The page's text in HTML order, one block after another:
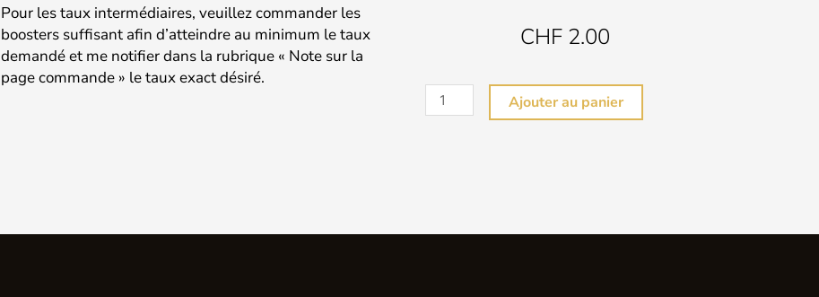
Pour les taux intermédiaires, veuillez commander les
boosters suffisant afin d’atteindre au minimum le taux
demandé et me notifier dans la rubrique « Note sur la
page commande » le taux exact désiré.
CHF 2.00
quantité
de
Ajouter au panier